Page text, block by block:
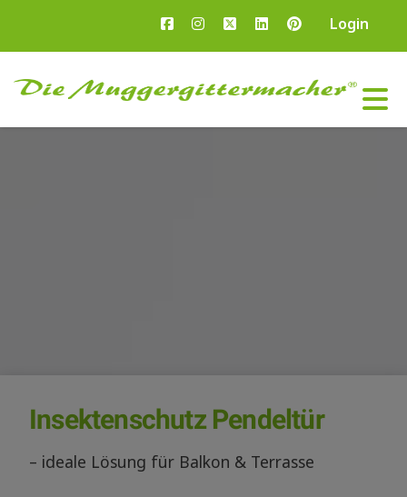
Login
Insektenschutz Pendeltür
– ideale Lösung für Balkon & Terrasse